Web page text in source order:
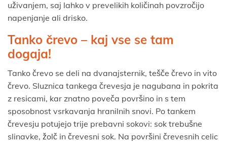
uživanjem, saj lahko v prevelikih količinah povzročijo
napenjanje ali drisko.
Tanko črevo – kaj vse se tam
dogaja!
Tanko črevo se deli na dvanajsternik, tešče črevo in vito
črevo. Sluznica tankega črevesja je nagubana in pokrita
z resicami, kar znatno poveča površino in s tem
sposobnost vsrkavanja hranilnih snovi. Po tankem
črevesju potujejo trije prebavni sokovi: sok trebušne
slinavke, žolč in črevesni sok. Na površini črevesnih celic